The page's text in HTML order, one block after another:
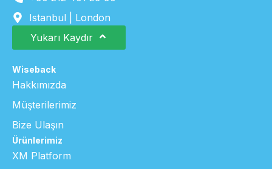
Istanbul | London
Yukarı Kaydır
Wiseback
Hakkımızda
Müşterilerimiz
Bize Ulaşın
Ürünlerimiz
XM Platform